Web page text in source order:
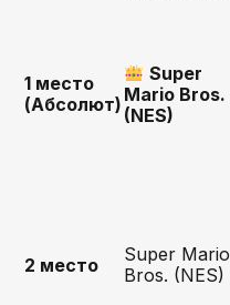
1 место
(Абсолют)
Super
Mario Bros.
(NES)
2 место
Super Mario
Bros. (NES)